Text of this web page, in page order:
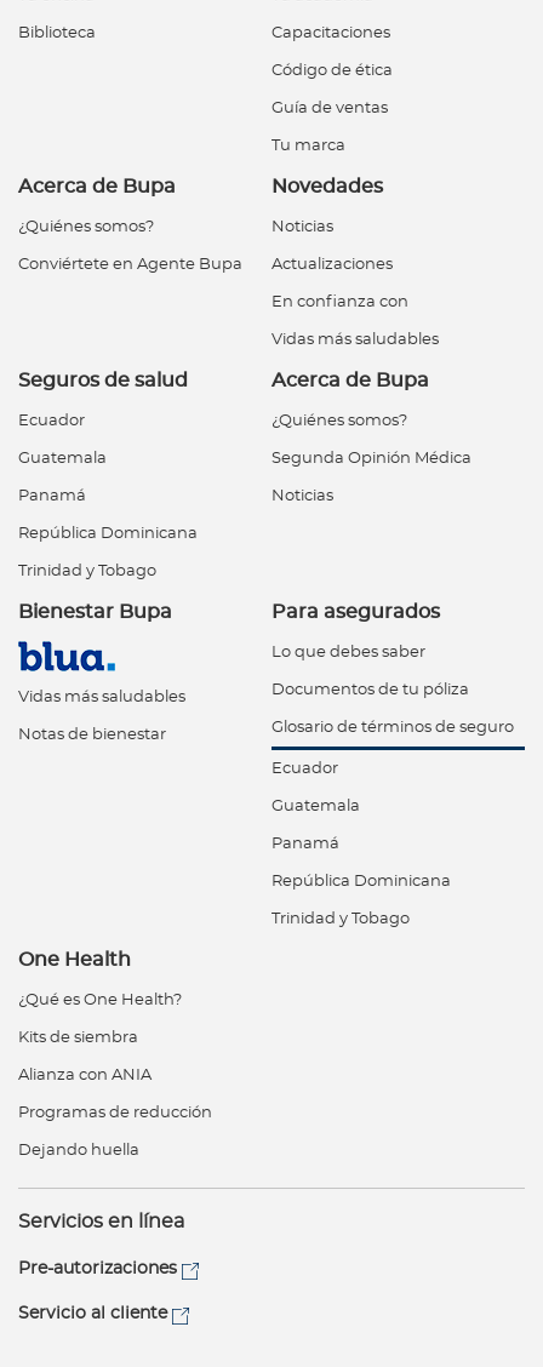
Biblioteca Capacitaciones
Código de ética
Guía de ventas
Tu marca
Acerca de Bupa
¿Quiénes somos?
Conviértete en Agente Bupa
Novedades
Noticias
Actualizaciones
En confianza con
Vidas más saludables
Seguros de salud
Ecuador
Guatemala
Panamá
República Dominicana
Trinidad y Tobago
Acerca de Bupa
¿Quiénes somos?
Segunda Opinión Médica
Noticias
Bienestar Bupa
Vidas más saludables
Notas de bienestar
Para asegurados
Lo que debes saber
Documentos de tu póliza
Glosario de términos de seguro
Ecuador
Guatemala
Panamá
República Dominicana
Trinidad y Tobago
One Health
¿Qué es One Health?
Kits de siembra
Alianza con ANIA
Programas de reducción
Dejando huella
Servicios en línea
Pre-autorizaciones
Servicio al cliente